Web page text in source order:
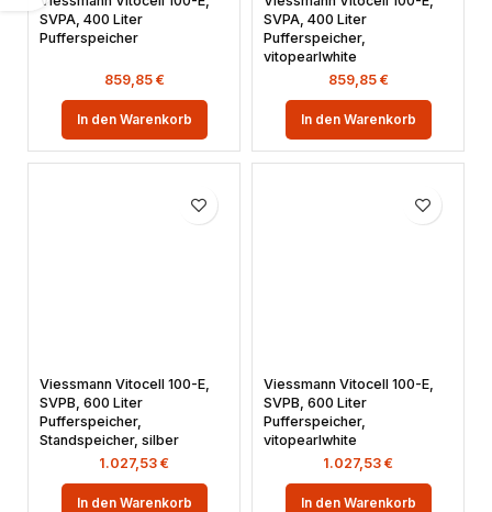
SVPA, 400 Liter
Pufferspeicher
859,85 €
In den Warenkorb
SVPA, 400 Liter
Pufferspeicher,
vitopearlwhite
859,85 €
In den Warenkorb
Viessmann Vitocell 100-E,
SVPB, 600 Liter
Pufferspeicher,
Standspeicher, silber
1.027,53 €
In den Warenkorb
Viessmann Vitocell 100-E,
SVPB, 600 Liter
Pufferspeicher,
vitopearlwhite
1.027,53 €
In den Warenkorb